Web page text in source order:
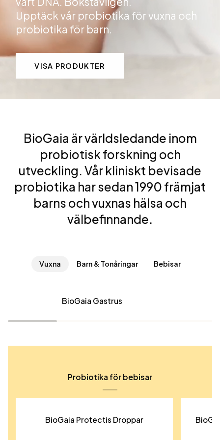
Upptäck vår probiotika för vuxna och
probiotika för barn.
VISA PRODUKTER
BioGaia är världsledande inom
probiotisk forskning och
utveckling. Vår kliniskt bevisade
probiotika har sedan 1990 främjat
barns och vuxnas hälsa och
välbefinnande.
Vuxna Barn & Tonåringar Bebisar
BioGaia Gastrus
Probiotika för bebisar
BioGaiaBioGaia Protectis Droppar
BioGaia
En introduktion till
probiotika